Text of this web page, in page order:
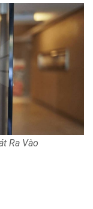
Ra Vào